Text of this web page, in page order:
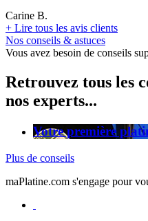
Carine B.
+ Lire tous les avis clients
Nos conseils & astuces
Vous avez besoin de conseils
Retrouvez tous les
nos experts...
Votre première
Plus de conseils
maPlatine.com s'engage pour